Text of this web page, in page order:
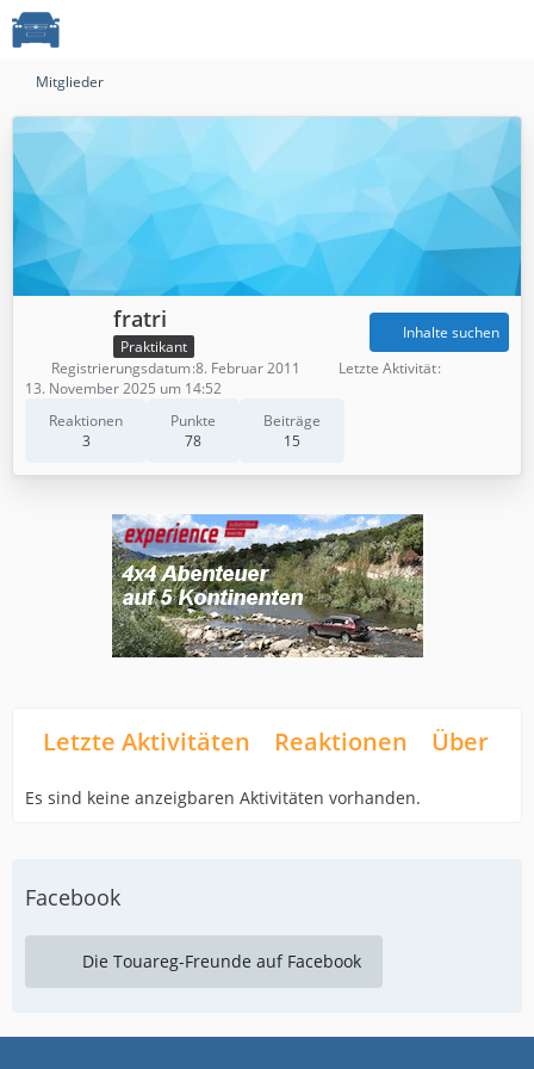
Mitglieder
fratri
Praktikant
Reaktionen
3
Punkte
78
Beiträge
15
Inhalte suchen
Registrierungsdatum 8. Februar 2011
Letzte Aktivität
13. November 2025 um 14:52
Letzte Aktivitäten Reaktionen Über
Es sind keine anzeigbaren Aktivitäten vorhanden.
Facebook
Die Touareg-Freunde auf Facebook